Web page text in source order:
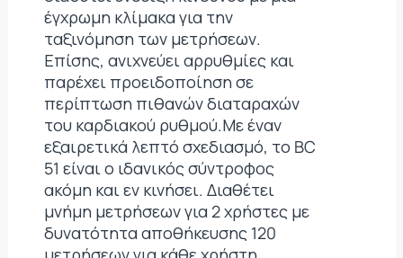
έγχρωμη κλίμακα για την
ταξινόμηση των μετρήσεων.
Επίσης, ανιχνεύει αρρυθμίες και
παρέχει προειδοποίηση σε
περίπτωση πιθανών διαταραχών
του καρδιακού ρυθμού.Με έναν
εξαιρετικά λεπτό σχεδιασμό, το BC
51 είναι ο ιδανικός σύντροφος
ακόμη και εν κινήσει. Διαθέτει
μνήμη μετρήσεων για 2 χρήστες με
δυνατότητα αποθήκευσης 120